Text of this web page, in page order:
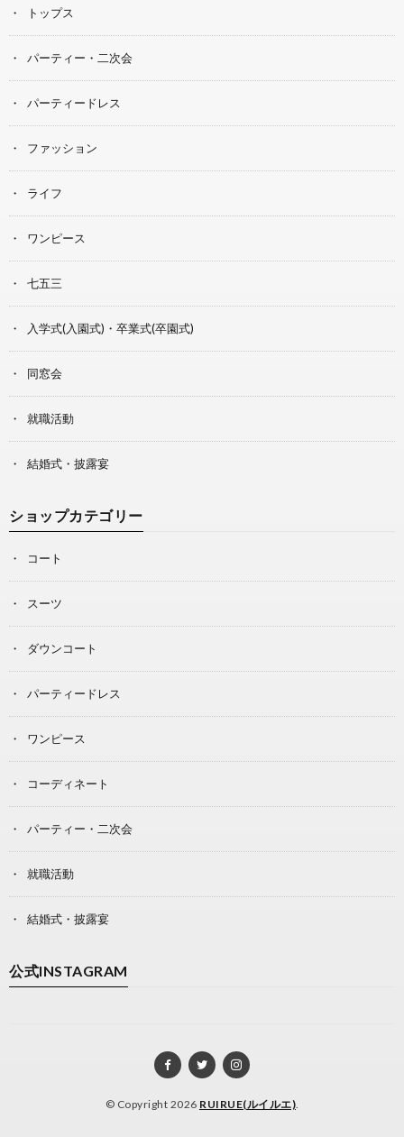
トップス
パーティー・二次会
パーティードレス
ファッション
ライフ
ワンピース
七五三
入学式(入園式)・卒業式(卒園式)
同窓会
就職活動
結婚式・披露宴
ショップカテゴリー
コート
スーツ
ダウンコート
パーティードレス
ワンピース
コーディネート
パーティー・二次会
就職活動
結婚式・披露宴
公式INSTAGRAM
© Copyright 2026 RUIRUE(ルイルエ)